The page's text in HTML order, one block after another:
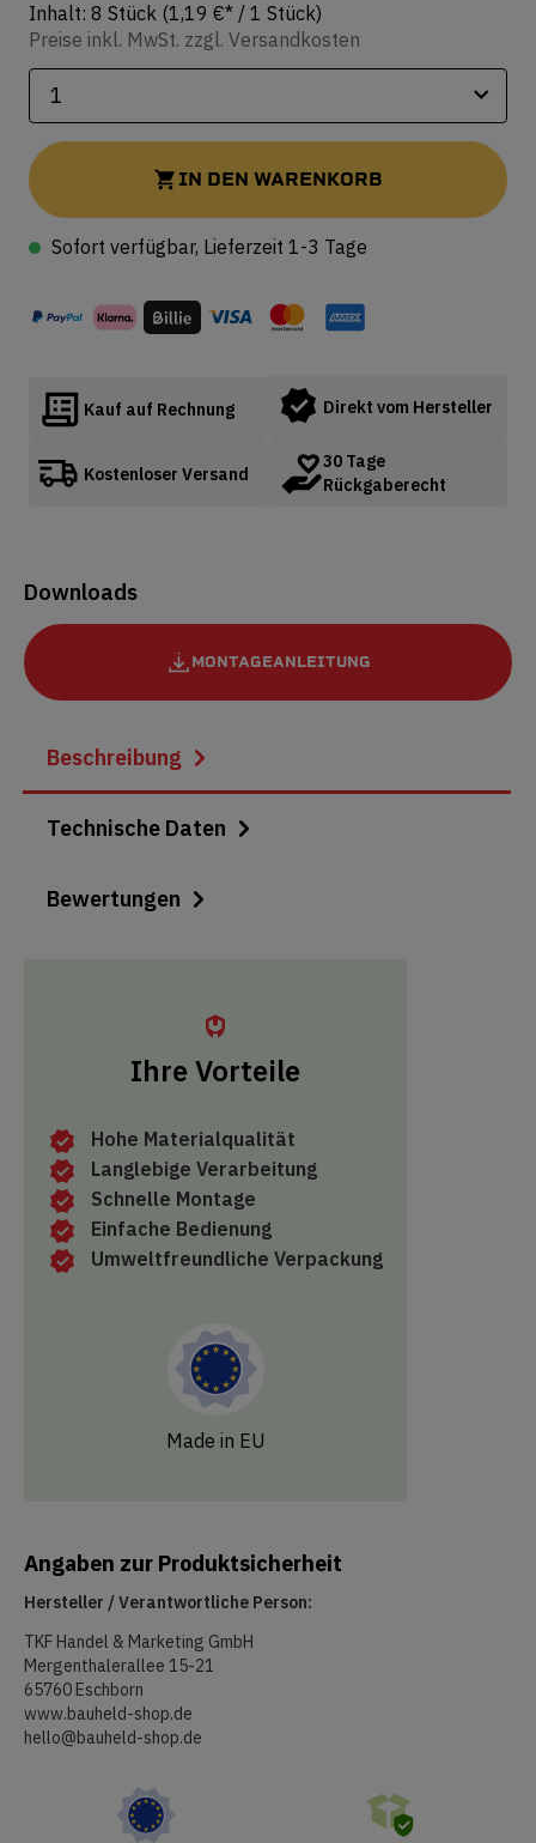
Inhalt: 8 Stück (1,19 €* / 1 Stück)
Preise inkl. MwSt. zzgl. Versandkosten
IN DEN WARENKORB
Sofort verfügbar, Lieferzeit 1-3 Tage
Kauf auf Rechnung
Kostenloser Versand
Direkt vom Hersteller
30 Tage
Rückgaberecht
Downloads
MONTAGEANLEITUNG
Beschreibung
Technische Daten
Bewertungen
Ihre Vorteile
Hohe Materialqualität
Langlebige Verarbeitung
Schnelle Montage
Einfache Bedienung
Umweltfreundliche Verpackung
Made in EU
Angaben zur Produktsicherheit
Hersteller / Verantwortliche Person:
TKF Handel & Marketing GmbH
Mergenthalerallee 15-21
65760 Eschborn
www.bauheld-shop.de
hello@bauheld-shop.de